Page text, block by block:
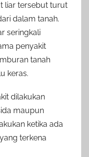
liar tersebut turut
dalam tanah.
seringkali
penyakit
tanah
keras.
dilakukan
maupun
ketika ada
terkena